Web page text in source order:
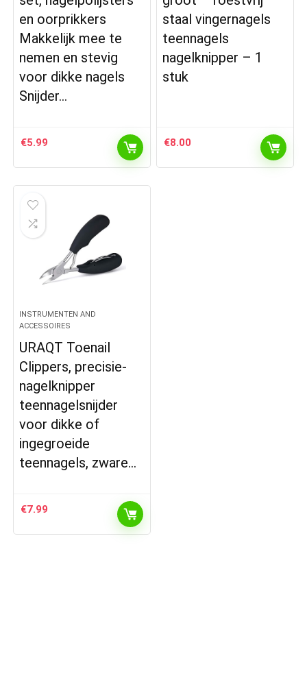
en oorprikkers
Makkelijk mee te
nemen en stevig
voor dikke nagels
Snijder…
€5.99
staal vingernagels
teennagels
nagelknipper – 1
stuk
€8.00
INSTRUMENTEN AND
ACCESSOIRES
URAQT Toenail
Clippers, precisie-
nagelknipper
teennagelsnijder
voor dikke of
ingegroeide
teennagels, zware…
€7.99